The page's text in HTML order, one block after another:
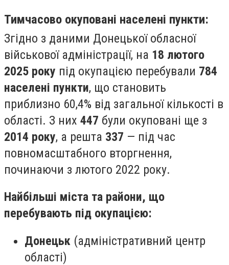
Тимчасово окуповані населені пункти:
Згідно з даними Донецької обласної
військової адміністрації, на 18 лютого
2025 року під окупацією перебували 784
населені пункти, що становить
приблизно 60,4% від загальної кількості в
області. З них 447 були окуповані ще з
2014 року, а решта 337 — під час
повномасштабного вторгнення,
починаючи з лютого 2022 року.
Найбільші міста та райони, що
перебувають під окупацією:
Донецьк (адміністративний центр
області)